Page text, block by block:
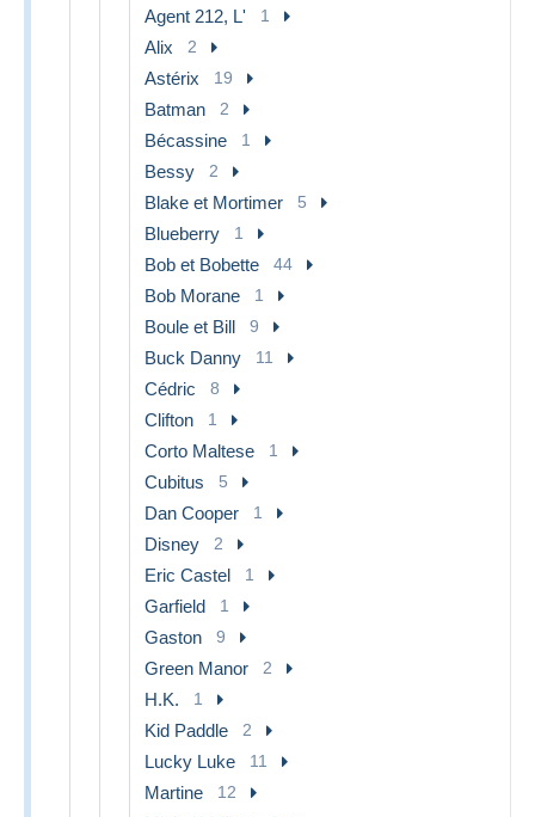
Agent 212, L' 1
Alix 2
Astérix 19
Batman 2
Bécassine 1
Bessy 2
Blake et Mortimer 5
Blueberry 1
Bob et Bobette 44
Bob Morane 1
Boule et Bill 9
Buck Danny 11
Cédric 8
Clifton 1
Corto Maltese 1
Cubitus 5
Dan Cooper 1
Disney 2
Eric Castel 1
Garfield 1
Gaston 9
Green Manor 2
H.K. 1
Kid Paddle 2
Lucky Luke 11
Martine 12